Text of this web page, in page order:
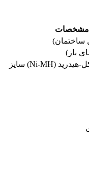
مشخصات
۲ عدد باتری نیکل-هیدرید (Ni-MH) سایز